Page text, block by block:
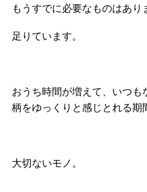
もうすでに必要なものはあり
足りています。
おうち時間が増えて、いつ
柄をゆっくりと感じとれる期
大切ないモノ。